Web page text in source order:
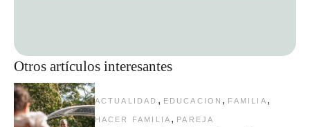
Otros artículos interesantes
ACTUALIDAD , EDUCACION , FAMILIA ,
HACER FAMILIA , PAREJA